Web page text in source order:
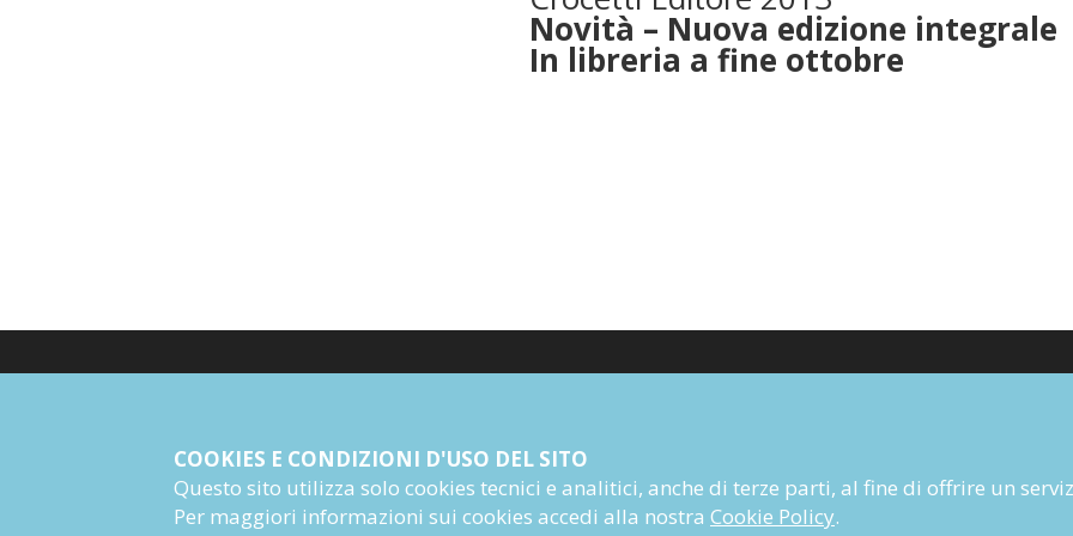
Novità – Nuova edizione integrale
In libreria a fine ottobre
PI 04628780969
Informazioni Societarie
Autori
Rivista
COOKIES E CONDIZIONI D'USO DEL SITO
Questo sito utilizza solo cookies tecnici e analitici, anche di terze parti, al fine di offrire un
Per maggiori informazioni sui cookies accedi alla nostra Cookie Policy.